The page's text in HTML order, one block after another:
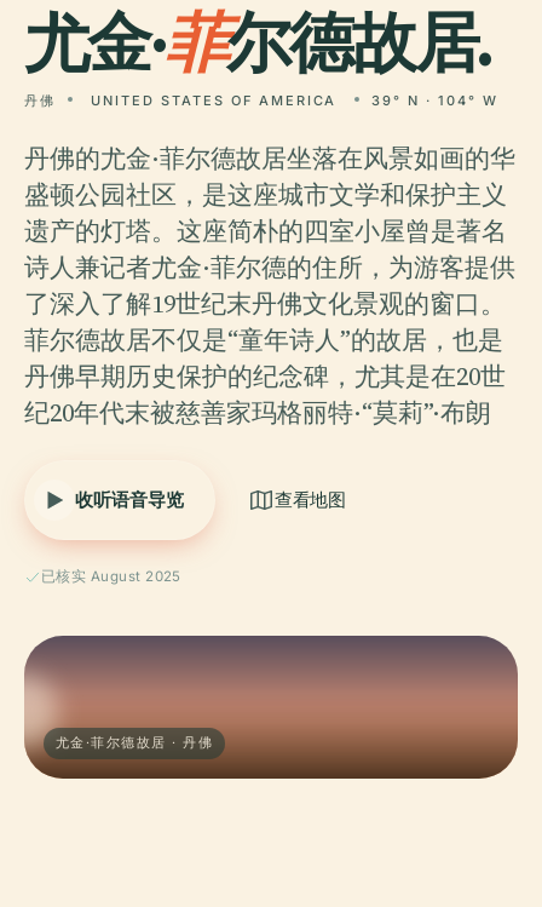
尤金·菲尔德故居.
丹佛 UNITED STATES OF AMERICA 39° N · 104° W
丹佛的尤金·菲尔德故居坐落在风景如画的华
盛顿公园社区，是这座城市文学和保护主义
遗产的灯塔。这座简朴的四室小屋曾是著名
诗人兼记者尤金·菲尔德的住所，为游客提供
了深入了解19世纪末丹佛文化景观的窗口。
菲尔德故居不仅是“童年诗人”的故居，也是
丹佛早期历史保护的纪念碑，尤其是在20世
纪20年代末被慈善家玛格丽特·“莫莉”·布朗
收听语音导览 查看地图
已核实 August 2025
尤金·菲尔德故居 · 丹佛